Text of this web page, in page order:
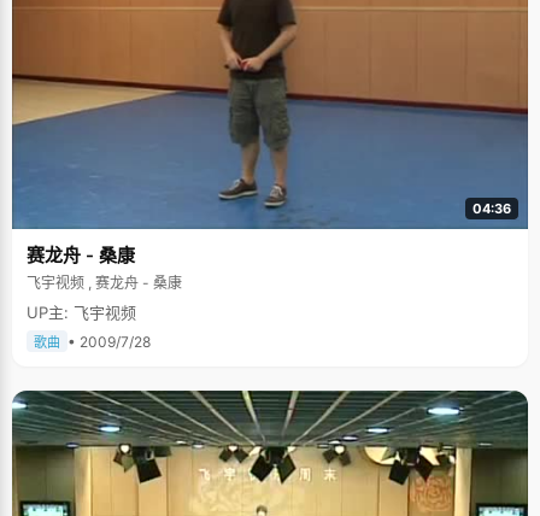
04:36
赛龙舟 - 桑康
飞宇视频 , 赛龙舟 - 桑康
UP主: 飞宇视频
歌曲 • 2009/7/28